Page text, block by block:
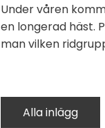
Under våren
en longerad häst.
man vilken
Alla inlägg